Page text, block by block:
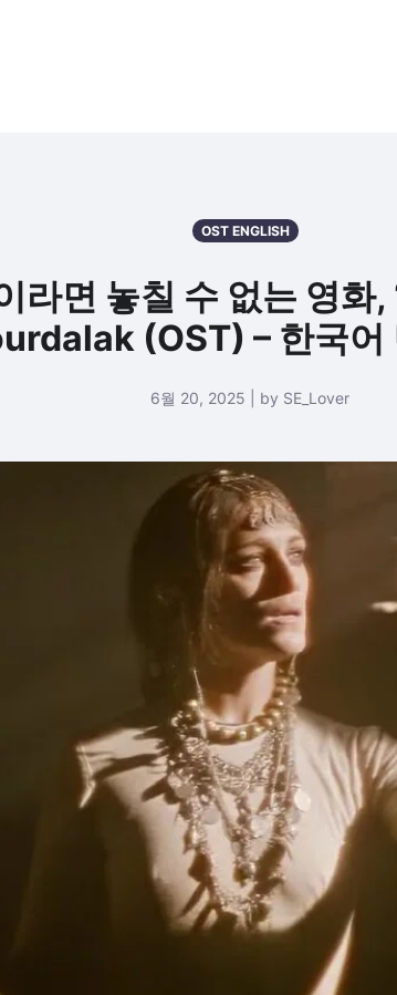
OST ENGLISH
라면 놓칠 수 없는 영화
(OST) – 한국어
6월 20, 2025 | by SE_Lover